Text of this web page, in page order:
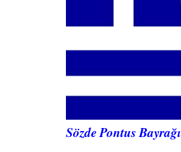
Sözde Pontus Bayrağı